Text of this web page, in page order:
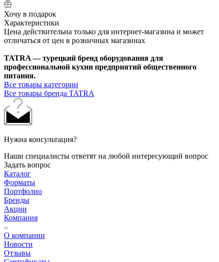
Хочу в подарок
Характеристики
Цена действительна только для интернет-магазина и может
отличаться от цен в розничных магазинах
TATRA — турецкий бренд оборудования для
профессиональной кухни предприятий общественного
питания.
Все товары категории
Все товары бренда TATRA
Нужна консультация?
Наши специалисты ответят на любой интересующий вопрос
Задать вопрос
Каталог
Форматы
Портфолио
Бренды
Акции
Компания
О компании
Новости
Отзывы